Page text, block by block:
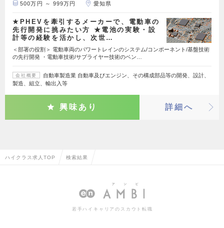
500万円 ～ 999万円 愛知県
★PHEVを牽引するメーカーで、電動車の
先行開発に挑みたい方 ★電池の実験・設
計等の経験を活かし、次世…
＜部署の役割＞ 電動車両のパワートレインのシステム/コンポーネント/基盤技術
の先行開発 ・電動車技術/サプライヤー技術のベン…
会社概要
自動車製造業 自動車及びエンジン、その構成部品等の開発、設計、
製造、組立、輸出入等
興味あり 詳細へ
ハイクラス求人TOP 検索結果
若手ハイキャリアのスカウト転職